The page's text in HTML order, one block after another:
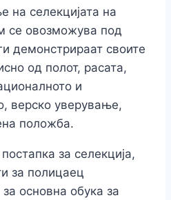
на селекцијата на
се овозможува под
демонстрираат своите
од полот, расата,
и
верско уверување,
положба.
за селекција,
за полицаец
основна обука за